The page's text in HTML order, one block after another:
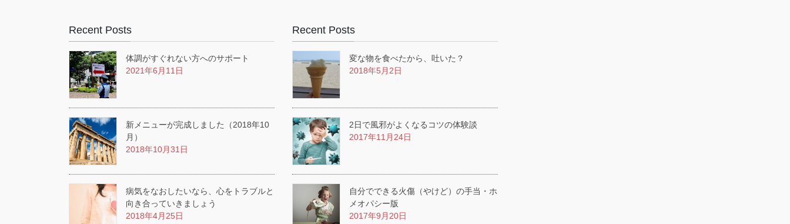
Recent Posts
体調がすぐれない方へのサポート
2021年6月11日
新メニューが完成しました（2018年10
月）
2018年10月31日
病気をなおしたいなら、心をトラブルと
向き合っていきましょう
2018年4月25日
Recent Posts
変な物を食べたから、吐いた？
2018年5月2日
2日で風邪がよくなるコツの体験談
2017年11月24日
自分でできる火傷（やけど）の手当・ホ
メオパシー版
2017年9月20日